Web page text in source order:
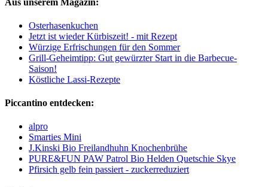
Osterhasenkuchen
Jetzt ist wieder Kürbiszeit! - mit Rezept
Würzige Erfrischungen für den Sommer
Grill-Geheimtipp: Gut gewürzter Start in die Barbecue-
Saison!
Köstliche Lassi-Rezepte
Piccantino entdecken:
alpro
Smarties Mini
J.Kinski Bio Freilandhuhn Knochenbrühe
PURE&FUN PAW Patrol Bio Helden Quetschie Skye
Pfirsich gelb fein passiert - zuckerreduziert